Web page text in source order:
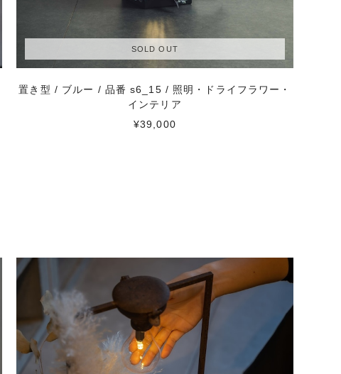
SOLD OUT
置き型 / ブルー / 品番 s6_15 / 照明・ドライフラワー・
インテリア
¥39,000